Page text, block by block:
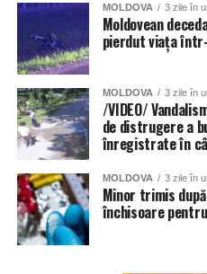
MOLDOVA 3 zile în
Moldovean
pierdut viața
MOLDOVA 3 zile în
/VIDEO/
de distrugere a
înregistrate în
MOLDOVA 3 zile în
Minor trimis
închisoare